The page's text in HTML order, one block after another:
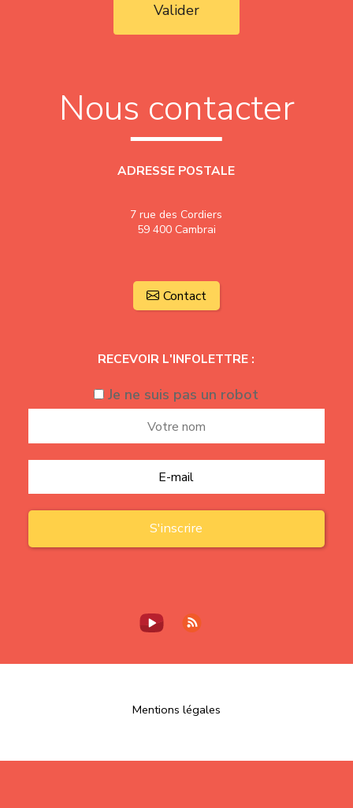
Valider
Nous contacter
ADRESSE POSTALE
7 rue des Cordiers
59 400 Cambrai
Contact
RECEVOIR L'INFOLETTRE :
Je ne suis pas un robot
Mentions légales